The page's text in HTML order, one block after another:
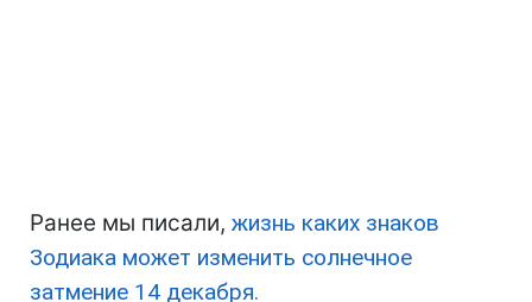
Ранее мы писали, жизнь каких знаков
Зодиака может изменить солнечное
затмение 14 декабря.